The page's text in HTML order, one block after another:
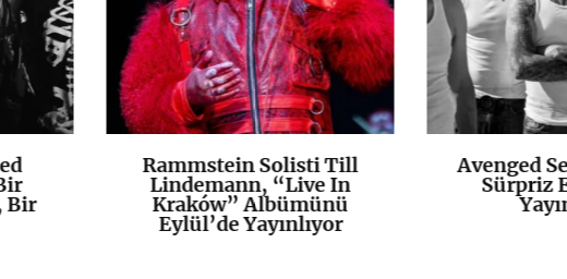
Bir
K+
Rammstein Solisti Till
Lindemann, “Live In
Kraków” Albümünü
Eylül’de Yayınlıyor
Avenged
Sürpriz